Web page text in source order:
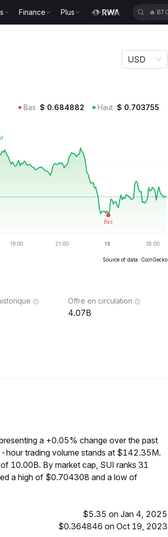
Finance Plus
USD
Bas $ 0.684882 Haut $ 0.703755
Source of data: CoinGecko
Offre en circulation
4.07B
a +0.05% change over the past
trading volume stands at $142.35M.
10.00B. By market cap, SUI ranks 31
a high of $0.704308 and a low of
$5.35 on Jan 4, 2025
$0.364846 on Oct 19, 2023